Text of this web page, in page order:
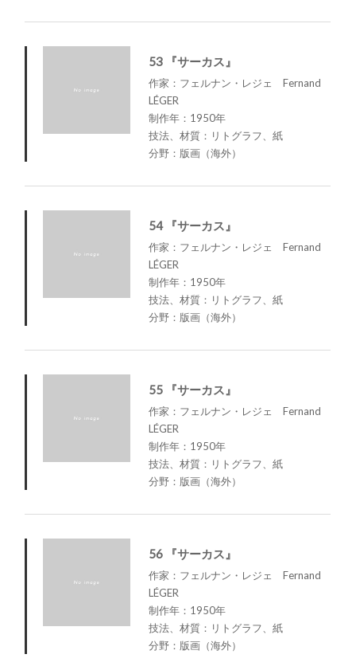
53 『サーカス』
作家：フェルナン・レジェ Fernand
LÉGER
制作年：1950年
技法、材質：リトグラフ、紙
分野：版画（海外）
54 『サーカス』
作家：フェルナン・レジェ Fernand
LÉGER
制作年：1950年
技法、材質：リトグラフ、紙
分野：版画（海外）
55 『サーカス』
作家：フェルナン・レジェ Fernand
LÉGER
制作年：1950年
技法、材質：リトグラフ、紙
分野：版画（海外）
56 『サーカス』
作家：フェルナン・レジェ Fernand
LÉGER
制作年：1950年
技法、材質：リトグラフ、紙
分野：版画（海外）